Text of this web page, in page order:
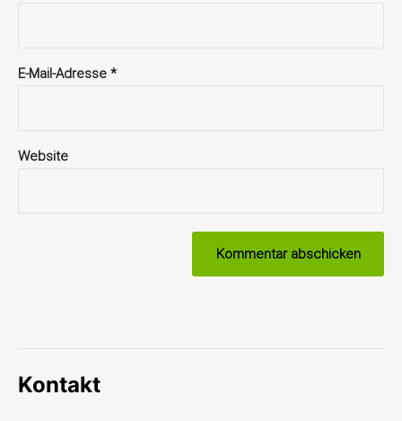
E-Mail-Adresse *
Website
Kontakt